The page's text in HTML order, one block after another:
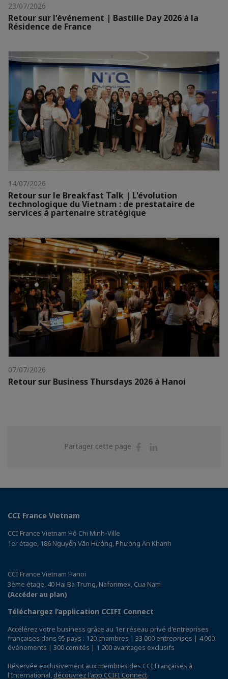
23/07/2026
Retour sur l'événement | Bastille Day 2026 à la
Résidence de France
14/07/2026
Retour sur le Breakfast Talk | L'évolution
technologique du Vietnam : de prestataire de
services à partenaire stratégique
07/07/2026
Retour sur Business Thursdays 2026 à Hanoi
Partager cette page
Partager
CCI France Vietnam
CCI France Vietnam Hô Chi Minh-Ville
1er étage, 186 Nguyễn Văn Hưởng, Phường An Khánh
CCI France Vietnam Hanoi
3ème étage, 40 Hai Bà Trưng, Naforimex, Cua Nam
(Accéder au plan)
Téléchargez l’application CCIFI Connect
Accélérez votre business grâce au 1er réseau privé d'entreprises
françaises dans 95 pays : 120 chambres | 33 000 entreprises | 4 000
événements | 300 comités | 1 200 avantages exclusifs
Réservée exclusivement aux membres des CCI Françaises à
l'International, découvrez l'app CCIFI Connect.